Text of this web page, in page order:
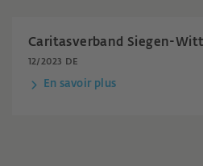
Caritasverband Siegen-
12/2023 DE
En savoir plus